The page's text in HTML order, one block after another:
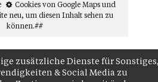
Cookies von Google Mapsund
neu, um diesen Inhalt sehen zu
können.##
zusätzliche Dienste für
& Social Media zu